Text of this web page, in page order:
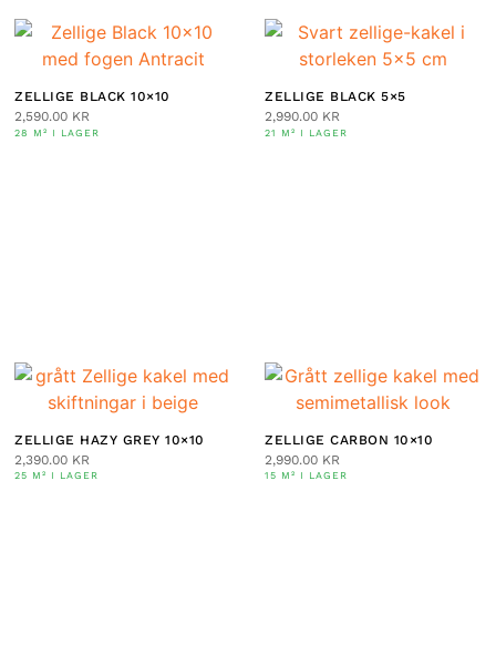
ZELLIGE BLACK 10×10
2,590.00 KR
28 M² I LAGER
ZELLIGE BLACK 5×5
2,990.00 KR
21 M² I LAGER
ZELLIGE HAZY GREY 10×10
2,390.00 KR
25 M² I LAGER
ZELLIGE CARBON 10×10
2,990.00 KR
15 M² I LAGER